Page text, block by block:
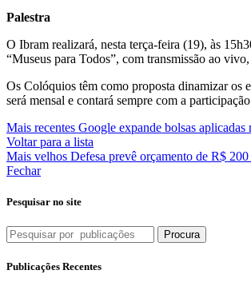
Palestra
O Ibram realizará, nesta terça-feira (19), às
“Museus para Todos”, com transmissão ao
Os Colóquios têm como proposta dinamizar os
será mensal e contará sempre com a
Mais recentes Google expande bolsas
Voltar para a lista
Mais velhos Defesa prevê orçamento de R$
Fechar
Pesquisar no site
Procura
Publicações Recentes